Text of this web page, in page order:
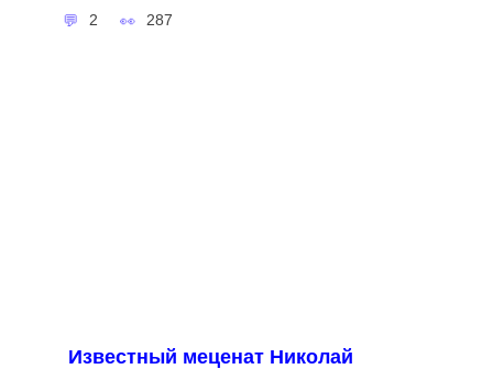
2 287
Известный меценат Николай